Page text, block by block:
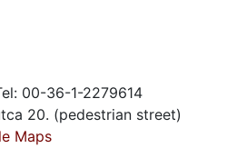
00-36-1-2279614
20. (pedestrian street)
Maps